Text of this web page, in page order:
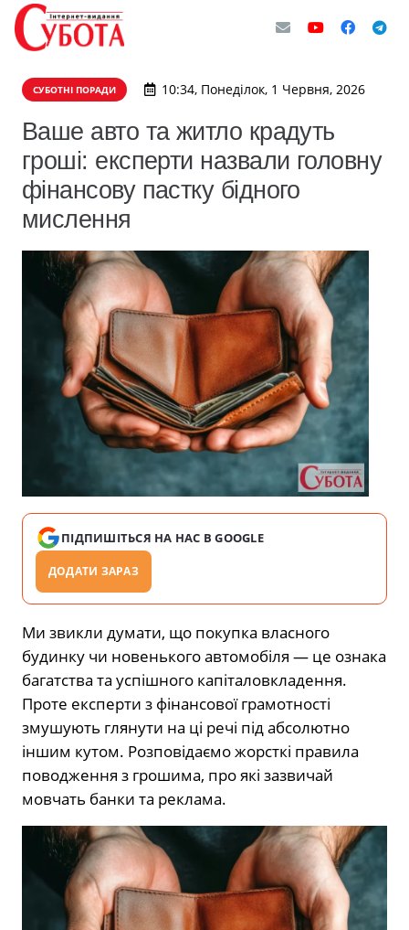
СУБОТНІ ПОРАДИ 10:34, Понеділок, 1 Червня, 2026
Ваше авто та житло крадуть
гроші: експерти назвали головну
фінансову пастку бідного
мислення
ПІДПИШІТЬСЯ НА НАС В GOOGLE
ДОДАТИ ЗАРАЗ
Ми звикли думати, що покупка власного
будинку чи новенького автомобіля — це ознака
багатства та успішного капіталовкладення.
Проте експерти з фінансової грамотності
змушують глянути на ці речі під абсолютно
іншим кутом. Розповідаємо жорсткі правила
поводження з грошима, про які зазвичай
мовчать банки та реклама.